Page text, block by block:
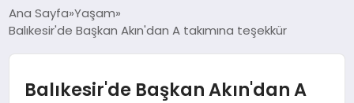
GÜNDEM
Ana Sayfa Yaşam
Balıkesir'de Başkan Akın'dan A takımına teşekkür
Balıkesir'de Başkan Akın'dan A